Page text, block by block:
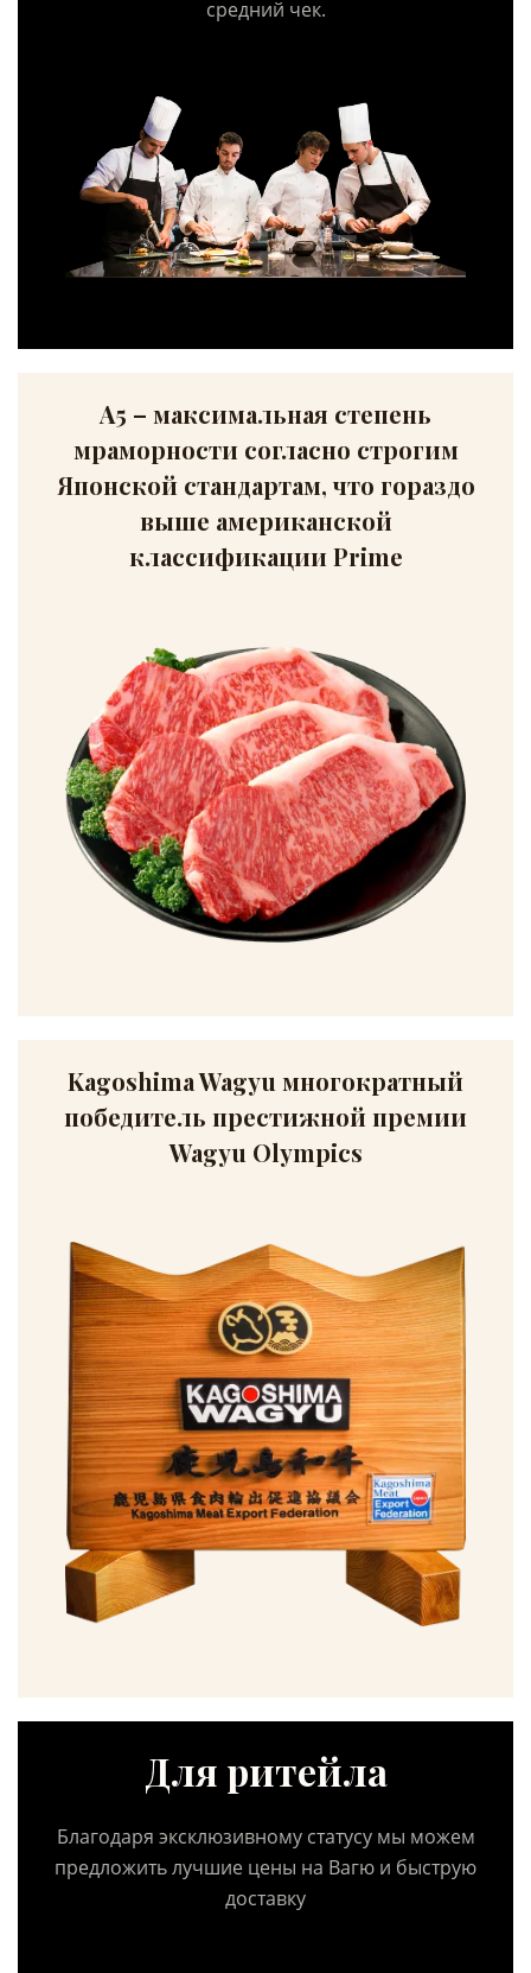
средний чек.
А5 – максимальная степень
мраморности согласно строгим
Японской стандартам, что гораздо
выше американской
классификации Prime
Kagoshima Wagyu многократный
победитель престижной премии
Wagyu Olympics
Для ритейла
Благодаря эксклюзивному статусу мы можем
предложить лучшие цены на Вагю и быструю
доставку